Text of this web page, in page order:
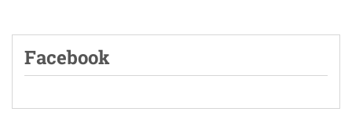
Facebook